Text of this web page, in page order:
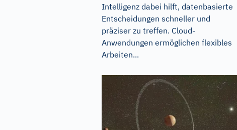
Intelligenz dabei hilft, datenbasierte
Entscheidungen schneller und
präziser zu treffen. Cloud-
Anwendungen ermöglichen flexibles
Arbeiten...